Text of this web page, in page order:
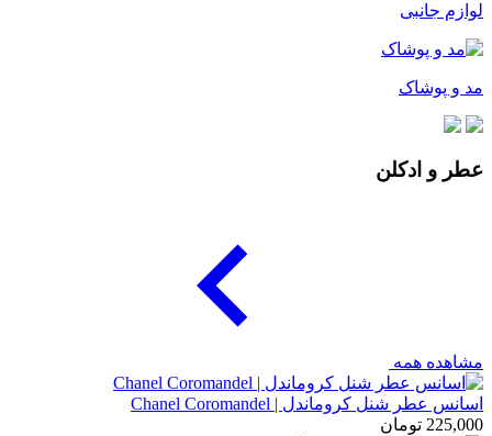
لوازم جانبی
مد و پوشاک
عطر و ادکلن
مشاهده همه
اسانس عطر شنل کروماندل | Chanel Coromandel
225,000 تومان